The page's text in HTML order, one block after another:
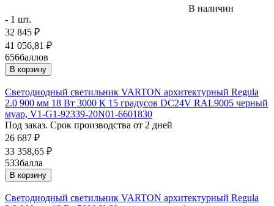
В наличии
- 1 шт.
32 845 ₽
41 056,81 ₽
656баллов
В корзину
Светодиодный светильник VARTON архитектурный Regula
2.0 900 мм 18 Вт 3000 К 15 градусов DC24V RAL9005 черный
муар, V1-G1-92339-20N01-6601830
Под заказ. Срок производства от 2 дней
26 687 ₽
33 358,65 ₽
533балла
В корзину
Светодиодный светильник VARTON архитектурный Regula